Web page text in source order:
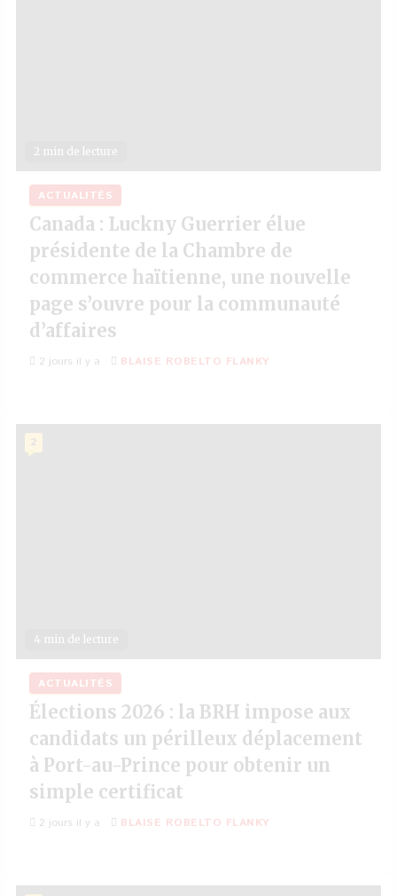
2 min de lecture
ACTUALITÉS
Canada : Luckny Guerrier élue
présidente de la Chambre de
commerce haïtienne, une nouvelle
page s’ouvre pour la communauté
d’affaires
2 jours il y a BLAISE ROBELTO FLANKY
4 min de lecture
2
ACTUALITÉS
Élections 2026 : la BRH impose aux
candidats un périlleux déplacement
à Port-au-Prince pour obtenir un
simple certificat
2 jours il y a BLAISE ROBELTO FLANKY